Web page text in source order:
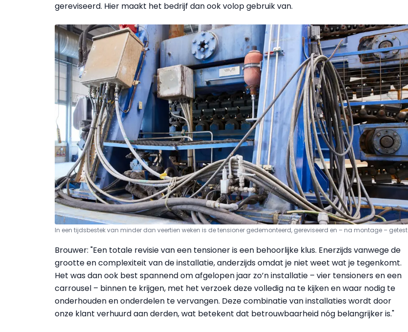
gereviseerd. Hier maakt het bedrijf dan ook volop gebruik van.
In een tijdsbestek van minder dan veertien weken is de tensioner gedemonteerd, gereviseerd en – na montage – getest
Brouwer: "Een totale revisie van een tensioner is een behoorlijke klus. Enerzijds vanwege de
grootte en complexiteit van de installatie, anderzijds omdat je niet weet wat je tegenkomt.
Het was dan ook best spannend om afgelopen jaar zo’n installatie – vier tensioners en een
carrousel – binnen te krijgen, met het verzoek deze volledig na te kijken en waar nodig te
onderhouden en onderdelen te vervangen. Deze combinatie van installaties wordt door
onze klant verhuurd aan derden, wat betekent dat betrouwbaarheid nóg belangrijker is."